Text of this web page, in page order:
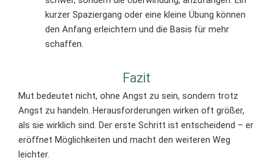
kurzer Spaziergang oder eine kleine Übung können
den Anfang erleichtern und die Basis für mehr
schaffen.
Fazit
Mut bedeutet nicht, ohne Angst zu sein, sondern trotz
Angst zu handeln. Herausforderungen wirken oft größer,
als sie wirklich sind. Der erste Schritt ist entscheidend – er
eröffnet Möglichkeiten und macht den weiteren Weg
leichter.